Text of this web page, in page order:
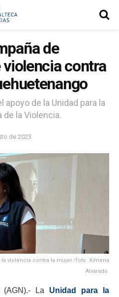
de
contra
de la Unidad para la
la Violencia.
de 2023
violencia contra la mujer./foto: Ximena
Alvarado.
(AGN).- La Unidad para la